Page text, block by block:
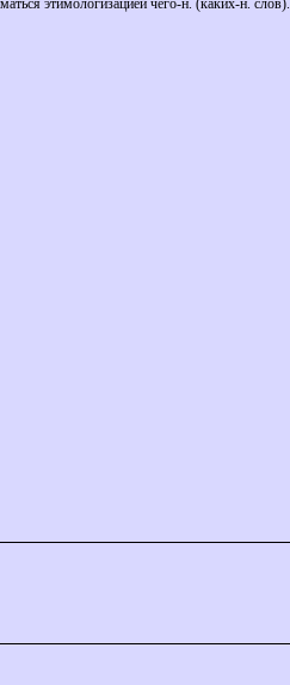
этимологизацией чего-н. (каких-н. слов).